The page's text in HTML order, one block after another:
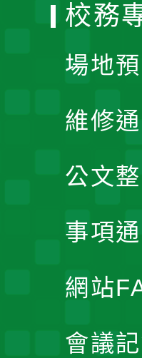
校務
場地
維修
公文
事項
網站
會議